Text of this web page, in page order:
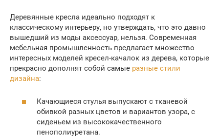
Деревянные кресла идеально подходят к
классическому интерьеру, но утверждать, что это давно
вышедший из моды аксессуар, нельзя. Современная
мебельная промышленность предлагает множество
интересных моделей кресел-качалок из дерева, которые
прекрасно дополнят собой самые разные стили
дизайна:
Качающиеся стулья выпускают с тканевой
обивкой разных цветов и вариантов узора, с
сиденьем из высококачественного
пенополиуретана.